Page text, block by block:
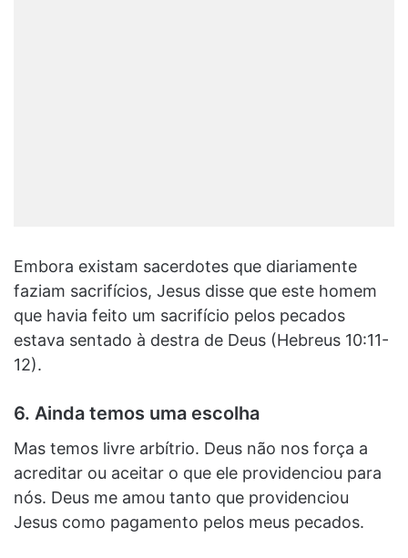
Embora existam sacerdotes que diariamente
faziam sacrifícios, Jesus disse que este homem
que havia feito um sacrifício pelos pecados
estava sentado à destra de Deus (Hebreus 10:11-
12).
6. Ainda temos uma escolha
Mas temos livre arbítrio. Deus não nos força a
acreditar ou aceitar o que ele providenciou para
nós. Deus me amou tanto que providenciou
Jesus como pagamento pelos meus pecados.